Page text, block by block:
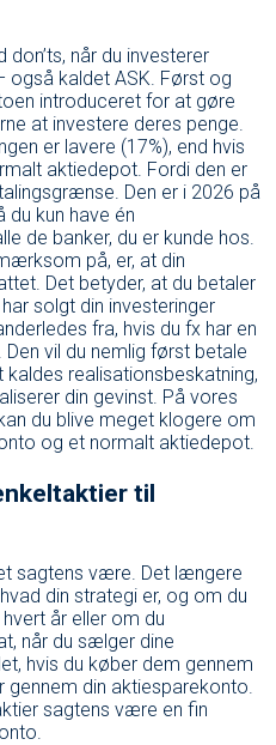
don’ts, når du investerer
også kaldet ASK. Først og
introduceret for at gøre
at investere deres penge.
er lavere (17%), end hvis
aktiedepot. Fordi den er
Den er i 2026 på
du kun have én
de banker, du er kunde hos.
på, er, at din
Det betyder, at du betaler
solgt din investeringer
fra, hvis du fx har en
vil du nemlig først betale
realisationsbeskatning,
din gevinst. På vores
du blive meget klogere om
og et normalt aktiedepot.
til
sagtens være. Det længere
din strategi er, og om du
år eller om du
når du sælger dine
hvis du køber dem gennem
din aktiesparekonto.
sagtens være en fin